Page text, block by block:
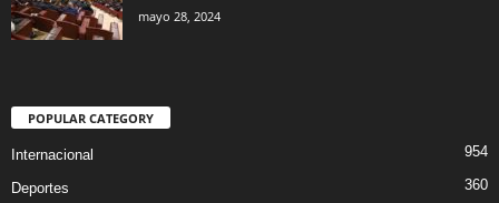
mayo 28, 2024
POPULAR CATEGORY
Internacional 954
Deportes 360